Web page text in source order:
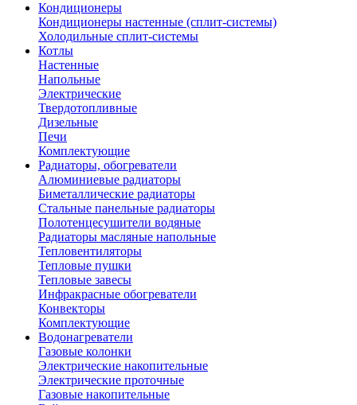
Кондиционеры
Кондиционеры настенные (сплит-системы)
Холодильные сплит-системы
Котлы
Настенные
Напольные
Электрические
Твердотопливные
Дизельные
Печи
Комплектующие
Радиаторы, обогреватели
Алюминиевые радиаторы
Биметаллические радиаторы
Стальные панельные радиаторы
Полотенцесушители водяные
Радиаторы масляные напольные
Тепловентиляторы
Тепловые пушки
Тепловые завесы
Инфракрасные обогреватели
Конвекторы
Комплектующие
Водонагреватели
Газовые колонки
Электрические накопительные
Электрические проточные
Газовые накопительные